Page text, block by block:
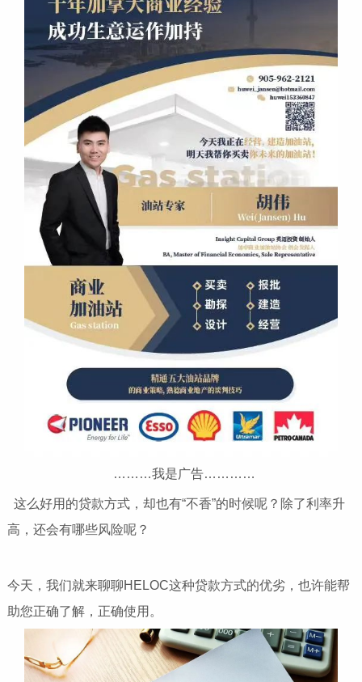
………我是广告…………
这么好用的贷款方式，却也有“不香”的时候呢？除了利率升
高，还会有哪些风险呢？
今天，我们就来聊聊HELOC这种贷款方式的优劣，也许能帮
助您正确了解，正确使用。